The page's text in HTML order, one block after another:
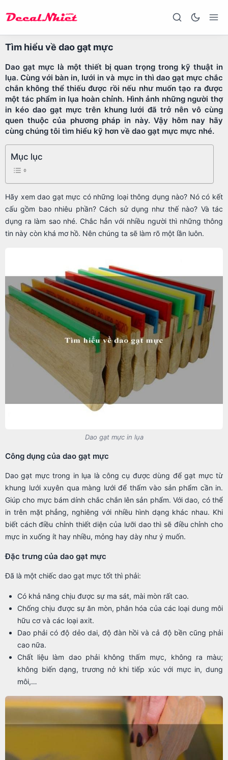
Tìm hiểu về dao gạt mực
Dao gạt mực là một thiết bị quan trọng trong kỹ thuật in
lụa. Cùng với bàn in, lưới in và mực in thì dao gạt mực chắc
chắn không thể thiếu được rồi nếu như muốn tạo ra được
một tác phẩm in lụa hoàn chỉnh. Hình ảnh những người thợ
in kéo dao gạt mực trên khung lưới đã trở nên vô cùng
quen thuộc của phương pháp in này. Vậy hôm nay hãy
cùng chúng tôi tìm hiểu kỹ hơn về dao gạt mực mực nhé.
Mục lục
Hãy xem dao gạt mực có những loại thông dụng nào? Nó có kết
cấu gồm bao nhiêu phần? Cách sử dụng như thế nào? Và tác
dụng ra làm sao nhé. Chắc hẳn với nhiều người thì những thông
tin này còn khá mơ hồ. Nên chúng ta sẽ làm rõ một lần luôn.
Dao gạt mực in lụa
Công dụng của dao gạt mực
Dao gạt mực trong in lụa là công cụ được dùng để gạt mực từ
khung lưới xuyên qua màng lưới để thấm vào sản phẩm cần in.
Giúp cho mực bám dính chắc chắn lên sản phẩm. Với dao, có thể
in trên mặt phẳng, nghiêng với nhiều hình dạng khác nhau. Khi
biết cách điều chỉnh thiết diện của lưỡi dao thì sẽ điều chỉnh cho
mực in xuống ít hay nhiều, mỏng hay dày như ý muốn.
Đặc trưng của dao gạt mực
Đã là một chiếc dao gạt mực tốt thì phải:
Có khả năng chịu được sự ma sát, mài mòn rất cao.
Chống chịu được sự ăn mòn, phân hóa của các loại dung môi
hữu cơ và các loại axit.
Dao phải có độ dẻo dai, độ đàn hồi và cả độ bền cũng phải
cao nữa.
Chất liệu làm dao phải không thấm mực, không ra màu;
không biến dạng, trương nở khi tiếp xúc với mực in, dung
môi,…